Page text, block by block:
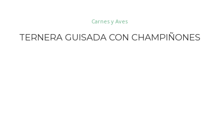
Carnes y Aves
TERNERA GUISADA CON CHAMPIÑONES